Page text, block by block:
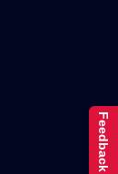
Feedback